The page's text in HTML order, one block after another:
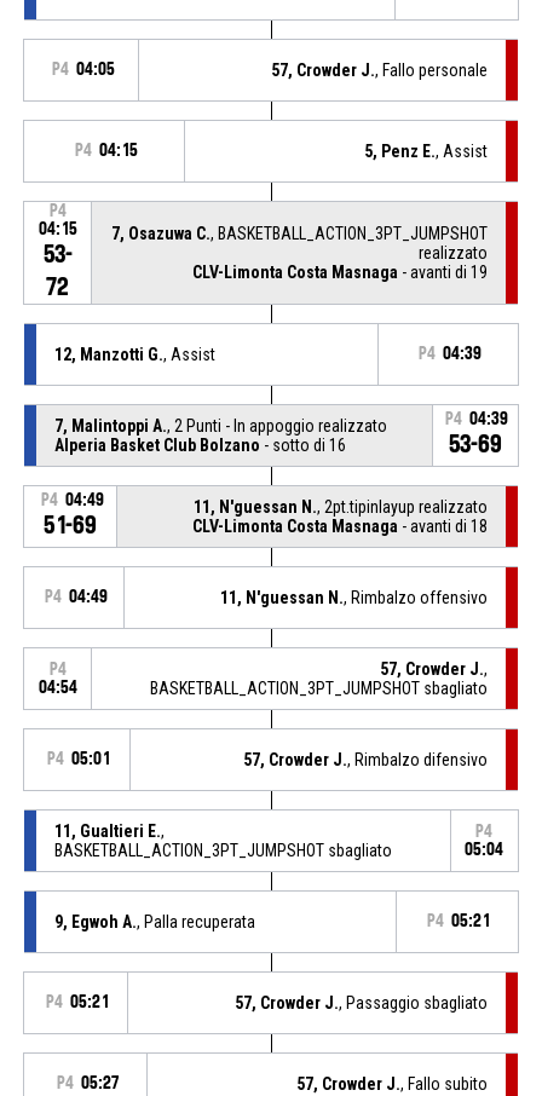
P4 04:05 57, Crowder J., Fallo personale
P4 04:15 5, Penz E., Assist
P4
04:15
53-
72
7, Osazuwa C., BASKETBALL_ACTION_3PT_JUMPSHOT
realizzato
CLV-Limonta Costa Masnaga - avanti di 19
12, Manzotti G., Assist P4 04:39
7, Malintoppi A., 2 Punti - In appoggio realizzato
Alperia Basket Club Bolzano - sotto di 16
P4 04:39
53-69
P4 04:49
51-69
11, N'guessan N., 2pt.tipinlayup realizzato
CLV-Limonta Costa Masnaga - avanti di 18
P4 04:49 11, N'guessan N., Rimbalzo offensivo
P4
04:54
57, Crowder J.,
BASKETBALL_ACTION_3PT_JUMPSHOT sbagliato
P4 05:01 57, Crowder J., Rimbalzo difensivo
11, Gualtieri E.,
BASKETBALL_ACTION_3PT_JUMPSHOT sbagliato
P4
05:04
9, Egwoh A., Palla recuperata P4 05:21
P4 05:21 57, Crowder J., Passaggio sbagliato
P4 05:27 57, Crowder J., Fallo subito